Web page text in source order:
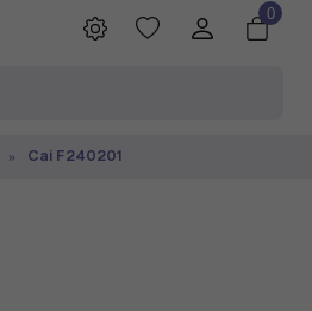
0
Cai F240201